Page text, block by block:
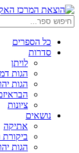
דלג
לתוכן
חיפוש:
כל הספרים
סדרות
לויתן
הגות
הגות
ציונות
נושאים
אתיקה
הגות